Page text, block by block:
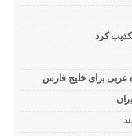
کرد
عربی برای خلیج فارس